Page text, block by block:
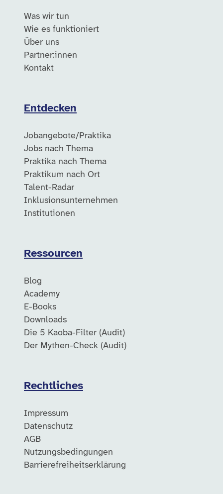
Was wir tun
Wie es funktioniert
Über uns
Partner:innen
Kontakt
Entdecken
Jobangebote/Praktika
Jobs nach Thema
Praktika nach Thema
Praktikum nach Ort
Talent-Radar
Inklusionsunternehmen
Institutionen
Ressourcen
Blog
Academy
E-Books
Downloads
Die 5 Kaoba-Filter (Audit)
Der Mythen-Check (Audit)
Rechtliches
Impressum
Datenschutz
AGB
Nutzungsbedingungen
Barrierefreiheitserklärung